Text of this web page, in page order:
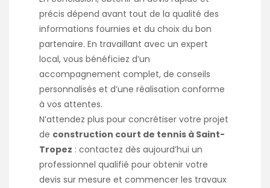
précis dépend avant tout de la qualité des
informations fournies et du choix du bon
partenaire. En travaillant avec un expert
local, vous bénéficiez d’un
accompagnement complet, de conseils
personnalisés et d’une réalisation conforme
à vos attentes.
N’attendez plus pour concrétiser votre projet
de construction court de tennis à Saint-
Tropez : contactez dès aujourd’hui un
professionnel qualifié pour obtenir votre
devis sur mesure et commencer les travaux